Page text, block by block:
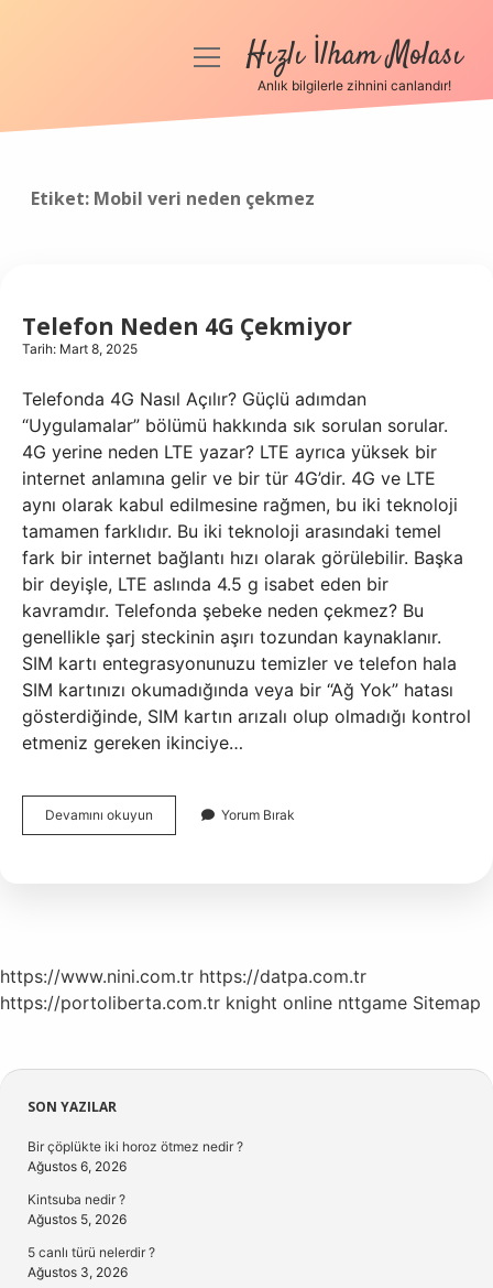
Anasayfa
menüyüHızlı İlham Molası
Anlık bilgilerle zihnini canlandır!
Etiket: Mobil veri neden çekmez
Telefon Neden 4G Çekmiyor
Tarih: Mart 8, 2025
Telefonda 4G Nasıl Açılır? Güçlü adımdan
“Uygulamalar” bölümü hakkında sık sorulan sorular.
4G yerine neden LTE yazar? LTE ayrıca yüksek bir
internet anlamına gelir ve bir tür 4G’dir. 4G ve LTE
aynı olarak kabul edilmesine rağmen, bu iki teknoloji
tamamen farklıdır. Bu iki teknoloji arasındaki temel
fark bir internet bağlantı hızı olarak görülebilir. Başka
bir deyişle, LTE aslında 4.5 g isabet eden bir
kavramdır. Telefonda şebeke neden çekmez? Bu
genellikle şarj steckinin aşırı tozundan kaynaklanır.
SIM kartı entegrasyonunuzu temizler ve telefon hala
SIM kartınızı okumadığında veya bir “Ağ Yok” hatası
gösterdiğinde, SIM kartın arızalı olup olmadığı kontrol
etmeniz gereken ikinciye…
Devamını okuyun
Neden
Yorum Bırak
https://www.nini.com.tr https://datpa.com.tr
https://portoliberta.com.tr knight online nttgame Sitemap
Sidebar
SON YAZILAR
Bir çöplükte iki horoz ötmez nedir ?
Ağustos 6, 2026
Kintsuba nedir ?
Ağustos 5, 2026
5 canlı türü nelerdir ?
Ağustos 3, 2026